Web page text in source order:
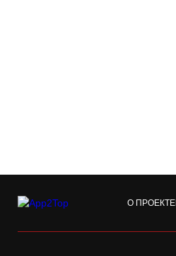
О ПРОЕКТЕ